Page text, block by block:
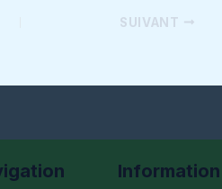
SUIVANT
Information